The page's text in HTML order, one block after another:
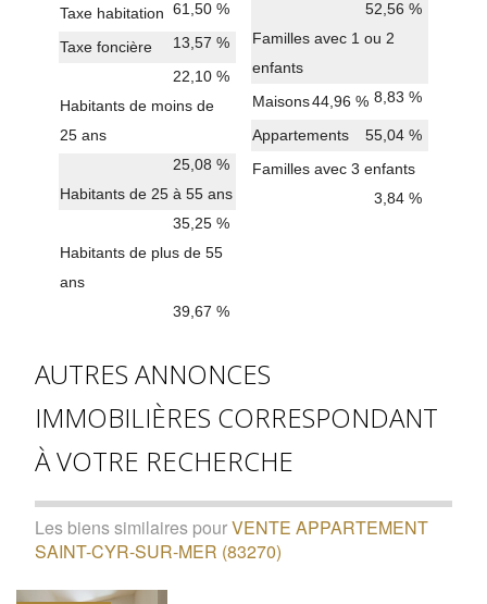
61,50 %
Taxe habitation
13,57 %
Taxe foncière
22,10 %
Habitants de moins de
25 ans
25,08 %
Habitants de 25 à 55 ans
35,25 %
Habitants de plus de 55
ans
39,67 %
52,56 %
Familles avec 1 ou 2
enfants
8,83 %
Maisons44,96 %
Appartements 55,04 %
Familles avec 3 enfants
3,84 %
AUTRES ANNONCES
IMMOBILIÈRES CORRESPONDANT
À VOTRE RECHERCHE
Les biens similaires pourVENTE APPARTEMENT
SAINT-CYR-SUR-MER (83270)